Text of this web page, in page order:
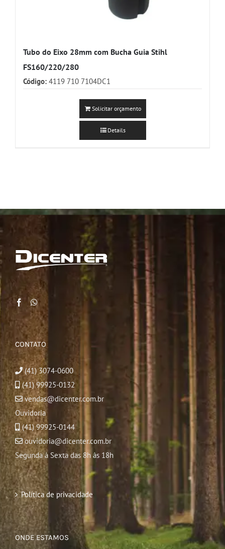
Tubo do Eixo 28mm com Bucha Guia Stihl
FS160/220/280
Código: 4119 710 7104DC1
Solicitar orçamento
Details
CONTATO
(41) 3074-0600
(41) 99925-0132
vendas@dicenter.com.br
Ouvidoria
(41) 99925-0144
ouvidoria@dicenter.com.br
Segunda à Sexta das 8h às 18h
Política de privacidade
ONDE ESTAMOS